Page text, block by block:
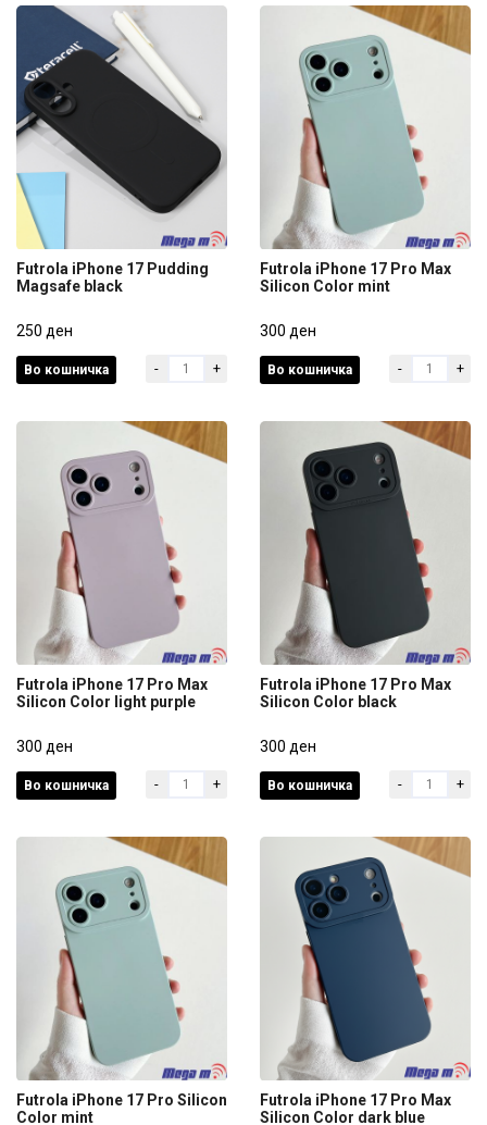
Magsafe black
250 ден
Futrola iPhone 17 Pudding
Magsafe black
250 ден
Во кошничка - +
Silicon Color mint
300 ден
Futrola iPhone 17 Pro Max
Silicon Color mint
300 ден
Во кошничка - +
Silicon Color light purple
300 ден
Futrola iPhone 17 Pro Max
Silicon Color light purple
300 ден
Во кошничка - +
Silicon Color black
300 ден
Futrola iPhone 17 Pro Max
Silicon Color black
300 ден
Во кошничка - +
Futrola iPhone 17 Pro Silicon
Color mint
Futrola iPhone 17 Pro Max
Silicon Color dark blue